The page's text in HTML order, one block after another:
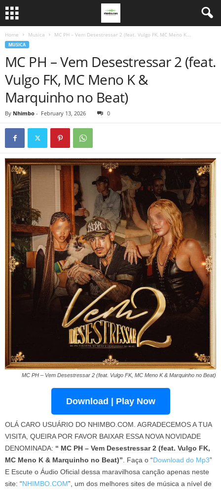
Home Musica MC PH – Vem Desestressar 2 (feat. Vulgo FK, MC Meno K...
MUSICA
MC PH – Vem Desestressar 2 (feat.
Vulgo FK, MC Meno K &
Marquinho no Beat)
By Nhimbo - February 13, 2026 0
MC PH – Vem Desestressar 2 (feat. Vulgo FK, MC Meno K & Marquinho no Beat)
Download | Play Now
OLÁ CARO USUÁRIO DO NHIMBO.COM. AGRADECEMOS A TUA
VISITA, QUEIRA POR FAVOR BAIXAR ESSA NOVA NOVIDADE
DENOMINADA: “ MC PH – Vem Desestressar 2 (feat. Vulgo FK,
MC Meno K & Marquinho no Beat)” . Faça o “Download do Mp3”
E Escute o Áudio Oficial dessa maravilhosa canção apenas neste
site: “NHIMBO.COM”, um dos melhores sites de música a nível de